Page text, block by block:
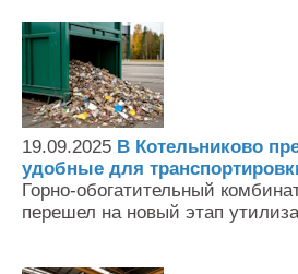
19.09.2025 В Котельниково
удобные для
Горно-обогатительный
перешел на новый этап